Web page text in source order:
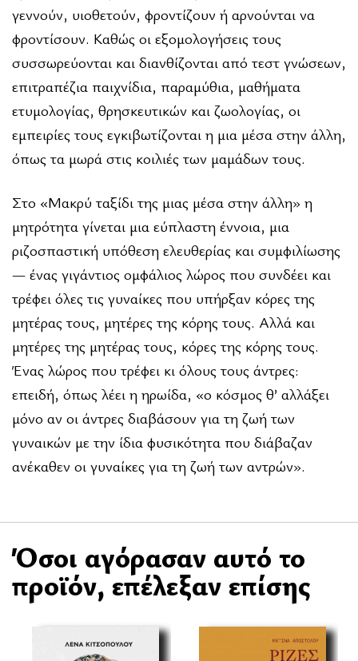
γεννούν, υιοθετούν, φροντίζουν ή αρνούνται να
φροντίσουν. Καθώς οι εξοµολογήσεις τους
συσσωρεύονται και διανθίζονται από τεστ γνώσεων,
επιτραπέζια παιχνίδια, παραµύθια, µαθήµατα
ετυµολογίας, θρησκευτικών και ζωολογίας, οι
εµπειρίες τους εγκιβωτίζονται η µια µέσα στην άλλη,
όπως τα µωρά στις κοιλιές των µαµάδων τους.
Στο «Μακρύ ταξίδι της µιας µέσα στην άλλη» η
µητρότητα γίνεται µια εύπλαστη έννοια, µια
ριζοσπαστική υπόθεση ελευθερίας και συµφιλίω­σης
— ένας γιγάντιος οµφάλιος λώρος που συνδέει και
τρέφει όλες τις γυναίκες που υπήρξαν κόρες της
µητέρας τους, µητέρες της κόρης τους. Αλλά και
µητέρες της µητέρας τους, κόρες της κόρης τους.
Ένας λώρος που τρέφει κι όλους τους άντρες:
επειδή, όπως λέει η ηρωίδα, «ο κόσµος θ’ αλλάξει
µόνο αν οι άντρες διαβάσουν για τη ζωή των
γυναικών µε την ίδια φυσικότητα που διάβαζαν
ανέκαθεν οι γυναίκες για τη ζωή των αντρών».
Όσοι αγόρασαν αυτό το
προϊόν, επέλεξαν επίσης